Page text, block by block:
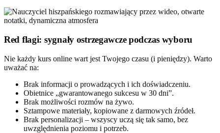
Red flagi: sygnały ostrzegawcze podczas wyboru
Nie każdy kurs online wart jest Twojego czasu (i pieniędzy). Warto
uważać na:
Brak informacji o prowadzących i ich doświadczeniu.
Obietnice „gwarantowanego sukcesu w 30 dni”.
Brak możliwości rozmów na żywo.
Sztampowe materiały, kopiowane z darmowych źródeł.
Brak personalizacji – wszyscy uczą się tak samo, bez
uwzględnienia poziomu i potrzeb.